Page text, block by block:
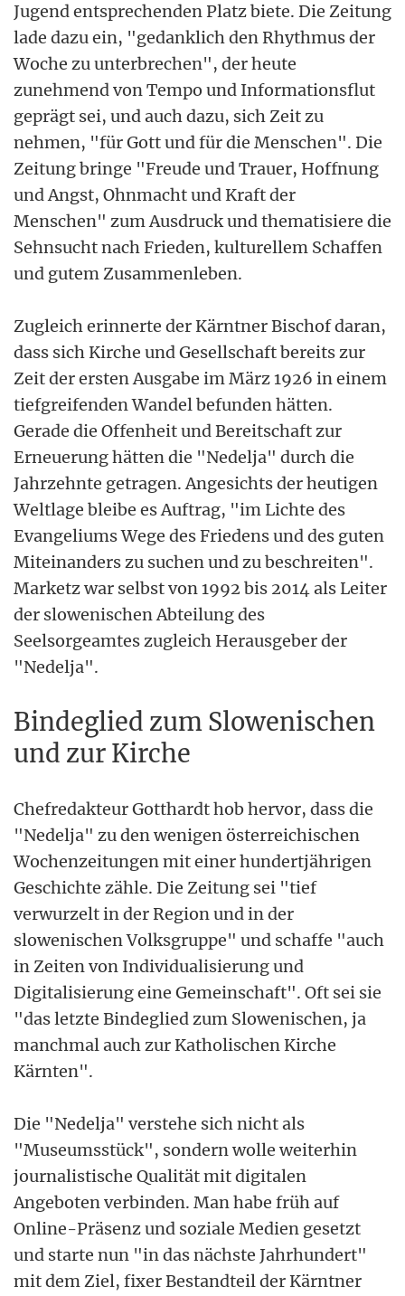
Jugend entsprechenden Platz biete. Die Zeitung
lade dazu ein, "gedanklich den Rhythmus der
Woche zu unterbrechen", der heute
zunehmend von Tempo und Informationsflut
geprägt sei, und auch dazu, sich Zeit zu
nehmen, "für Gott und für die Menschen". Die
Zeitung bringe "Freude und Trauer, Hoffnung
und Angst, Ohnmacht und Kraft der
Menschen" zum Ausdruck und thematisiere die
Sehnsucht nach Frieden, kulturellem Schaffen
und gutem Zusammenleben.
Zugleich erinnerte der Kärntner Bischof daran,
dass sich Kirche und Gesellschaft bereits zur
Zeit der ersten Ausgabe im März 1926 in einem
tiefgreifenden Wandel befunden hätten.
Gerade die Offenheit und Bereitschaft zur
Erneuerung hätten die "Nedelja" durch die
Jahrzehnte getragen. Angesichts der heutigen
Weltlage bleibe es Auftrag, "im Lichte des
Evangeliums Wege des Friedens und des guten
Miteinanders zu suchen und zu beschreiten".
Marketz war selbst von 1992 bis 2014 als Leiter
der slowenischen Abteilung des
Seelsorgeamtes zugleich Herausgeber der
"Nedelja".
Bindeglied zum Slowenischen
und zur Kirche
Chefredakteur Gotthardt hob hervor, dass die
"Nedelja" zu den wenigen österreichischen
Wochenzeitungen mit einer hundertjährigen
Geschichte zähle. Die Zeitung sei "tief
verwurzelt in der Region und in der
slowenischen Volksgruppe" und schaffe "auch
in Zeiten von Individualisierung und
Digitalisierung eine Gemeinschaft". Oft sei sie
"das letzte Bindeglied zum Slowenischen, ja
manchmal auch zur Katholischen Kirche
Kärnten".
Die "Nedelja" verstehe sich nicht als
"Museumsstück", sondern wolle weiterhin
journalistische Qualität mit digitalen
Angeboten verbinden. Man habe früh auf
Online-Präsenz und soziale Medien gesetzt
und starte nun "in das nächste Jahrhundert"
mit dem Ziel, fixer Bestandteil der Kärntner